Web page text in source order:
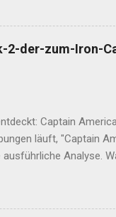
in dieser Woche
hat, sagte Sie
was seine Mutter
Leserinnen am
2-der-zum-Iron-
Captain
läuft, "Captain
Analyse.
zu machen und
Auch das scheitert.